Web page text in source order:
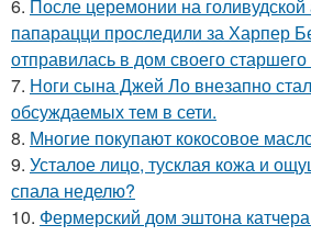
6. После церемонии на
папарацци проследили за Харпер
отправилась в дом своего
7. Ноги сына Джей Ло внезапно
обсуждаемых тем в сети.
8. Многие покупают кокосовое
9. Усталое лицо, тусклая кожа и
спала неделю?
10. Фермерский дом эштона